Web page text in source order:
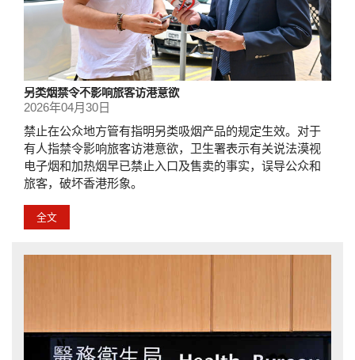
另类烟禁令不影响旅客访港意欲
2026年04月30日
禁止在公众地方管有指明另类吸烟产品的规定生效。对于
有人指禁令影响旅客访港意欲，卫生署表示有关说法漠视
电子烟和加热烟早已禁止入口及售卖的事实，误导公众和
旅客，破坏香港形象。
全文